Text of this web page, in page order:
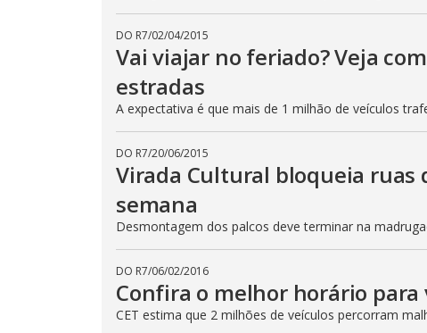
DO R7/02/04/2015
Vai viajar no feriado? Veja
estradas
A expectativa é que mais de 1 milhão de veículos
DO R7/20/06/2015
Virada Cultural bloqueia ruas
semana
Desmontagem dos palcos deve terminar na
DO R7/06/02/2016
Confira o melhor horário para
CET estima que 2 milhões de veículos percorram